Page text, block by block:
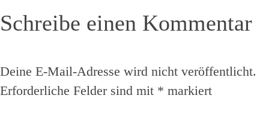
Schreibe einen Kommentar
Deine E-Mail-Adresse wird nicht veröffentlicht.
Erforderliche Felder sind mit * markiert